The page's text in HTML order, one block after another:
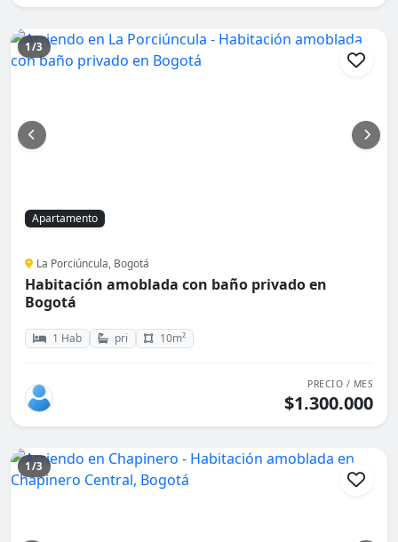
1/3
Apartamento
La Porciúncula, Bogotá
Habitación amoblada con baño privado en
Bogotá
1 Hab pri 10m²
PRECIO / MES
$1.300.000
1/3